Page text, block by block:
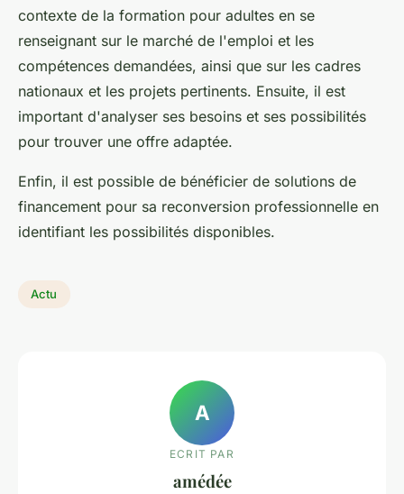
contexte de la formation pour adultes en se
renseignant sur le marché de l'emploi et les
compétences demandées, ainsi que sur les cadres
nationaux et les projets pertinents. Ensuite, il est
important d'analyser ses besoins et ses possibilités
pour trouver une offre adaptée.
Enfin, il est possible de bénéficier de solutions de
financement pour sa reconversion professionnelle en
identifiant les possibilités disponibles.
Actu
A
ECRIT PAR
amédée